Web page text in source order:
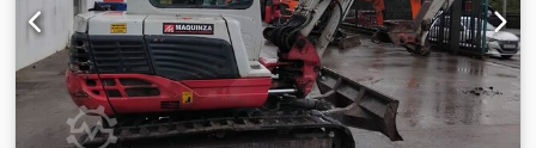
EXPORTAÇÃO, APENAS O PREÇO LÍQUIDO DEVE SER
PAGO!!!!! TODAS AS INFORMAÇÕES SEM GARANTIA,
INCLUINDO EQUIPAMENTOS E ACESSÓRIOS. Nossos termos
e condições gerais (ver impressum) são a base para todos
os contratos de compra, faturas, faturas proforma,
pedidos e negociações de venda.